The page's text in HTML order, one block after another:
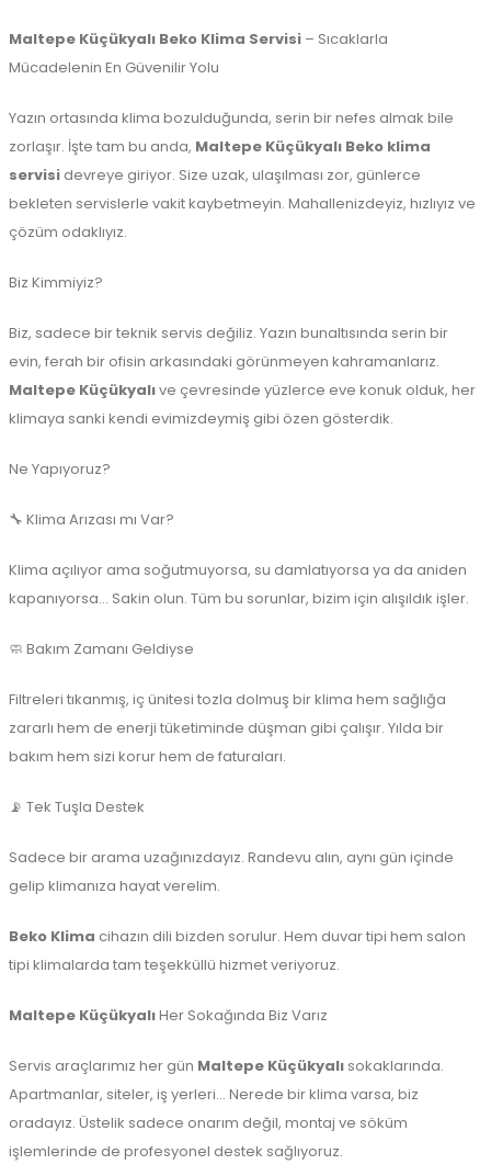
Maltepe Küçükyalı Beko Klima Servisi – Sıcaklarla
Mücadelenin En Güvenilir Yolu
Yazın ortasında klima bozulduğunda, serin bir nefes almak bile
zorlaşır. İşte tam bu anda, Maltepe Küçükyalı Beko klima
servisi devreye giriyor. Size uzak, ulaşılması zor, günlerce
bekleten servislerle vakit kaybetmeyin. Mahallenizdeyiz, hızlıyız ve
çözüm odaklıyız.
Biz Kimmiyiz?
Biz, sadece bir teknik servis değiliz. Yazın bunaltısında serin bir
evin, ferah bir ofisin arkasındaki görünmeyen kahramanlarız.
Maltepe Küçükyalıve çevresinde yüzlerce eve konuk olduk, her
klimaya sanki kendi evimizdeymiş gibi özen gösterdik.
Ne Yapıyoruz?
🔧 Klima Arızası mı Var?
Klima açılıyor ama soğutmuyorsa, su damlatıyorsa ya da aniden
kapanıyorsa... Sakin olun. Tüm bu sorunlar, bizim için alışıldık işler.
🧼 Bakım Zamanı Geldiyse
Filtreleri tıkanmış, iç ünitesi tozla dolmuş bir klima hem sağlığa
zararlı hem de enerji tüketiminde düşman gibi çalışır. Yılda bir
bakım hem sizi korur hem de faturaları.
📡 Tek Tuşla Destek
Sadece bir arama uzağınızdayız. Randevu alın, aynı gün içinde
gelip klimanıza hayat verelim.
Beko Klima cihazın dili bizden sorulur. Hem duvar tipi hem salon
tipi klimalarda tam teşekküllü hizmet veriyoruz.
Maltepe KüçükyalıHer Sokağında Biz Varız
Servis araçlarımız her gün Maltepe Küçükyalı sokaklarında.
Apartmanlar, siteler, iş yerleri… Nerede bir klima varsa, biz
oradayız. Üstelik sadece onarım değil, montaj ve söküm
işlemlerinde de profesyonel destek sağlıyoruz.